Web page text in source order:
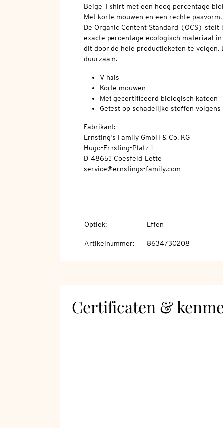
Beige T-shirt met een hoog percentage
Met korte mouwen en een rechte pasvorm.
De Organic Content Standard (OCS) stelt
exacte percentage ecologisch materiaal
dit door de hele productieketen te volgen.
duurzaam.
V-hals
Korte mouwen
Met gecertificeerd biologisch katoen
Getest op schadelijke stoffen volgens
Fabrikant:
Ernsting's Family GmbH & Co. KG
Hugo-Ernsting-Platz 1
D-48653 Coesfeld-Lette
service@ernstings-family.com
Optiek: Effen
Artikelnummer: 8634730208
Certificaten &